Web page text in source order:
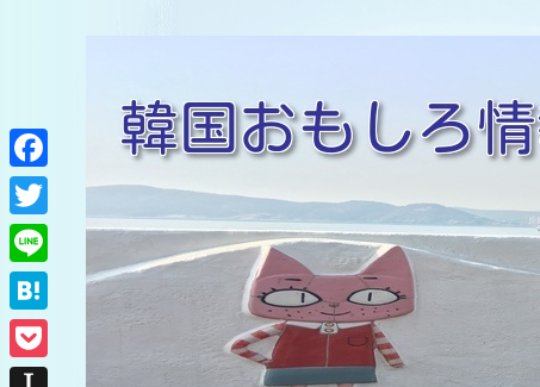
F
a
c
e
b
o
T
w
i
L
i
n
H
a
P